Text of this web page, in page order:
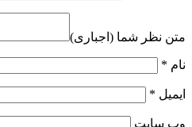
متن نظر شما (اجباری)
نام *
ایمیل *
وب‌ سایت